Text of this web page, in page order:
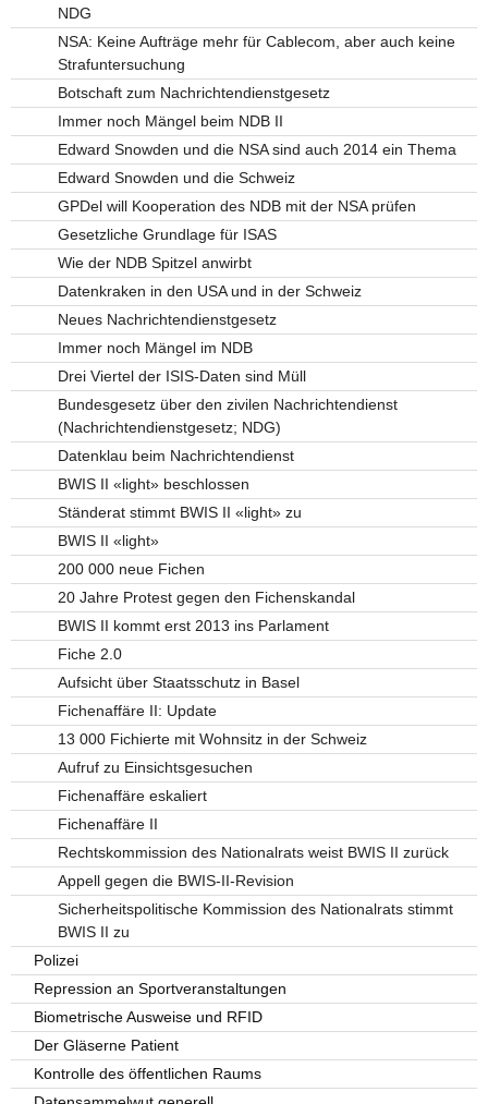
NDG
NSA: Keine Aufträge mehr für Cablecom, aber auch keine
Strafuntersuchung
Botschaft zum Nachrichtendienstgesetz
Immer noch Mängel beim NDB II
Edward Snowden und die NSA sind auch 2014 ein Thema
Edward Snowden und die Schweiz
GPDel will Kooperation des NDB mit der NSA prüfen
Gesetzliche Grundlage für ISAS
Wie der NDB Spitzel anwirbt
Datenkraken in den USA und in der Schweiz
Neues Nachrichtendienstgesetz
Immer noch Mängel im NDB
Drei Viertel der ISIS-Daten sind Müll
Bundesgesetz über den zivilen Nachrichtendienst
(Nachrichtendienstgesetz; NDG)
Datenklau beim Nachrichtendienst
BWIS II «light» beschlossen
Ständerat stimmt BWIS II «light» zu
BWIS II «light»
200 000 neue Fichen
20 Jahre Protest gegen den Fichenskandal
BWIS II kommt erst 2013 ins Parlament
Fiche 2.0
Aufsicht über Staatsschutz in Basel
Fichenaffäre II: Update
13 000 Fichierte mit Wohnsitz in der Schweiz
Aufruf zu Einsichtsgesuchen
Fichenaffäre eskaliert
Fichenaffäre II
Rechtskommission des Nationalrats weist BWIS II zurück
Appell gegen die BWIS-II-Revision
Sicherheitspolitische Kommission des Nationalrats stimmt
BWIS II zu
Polizei
Repression an Sportveranstaltungen
Biometrische Ausweise und RFID
Der Gläserne Patient
Kontrolle des öffentlichen Raums